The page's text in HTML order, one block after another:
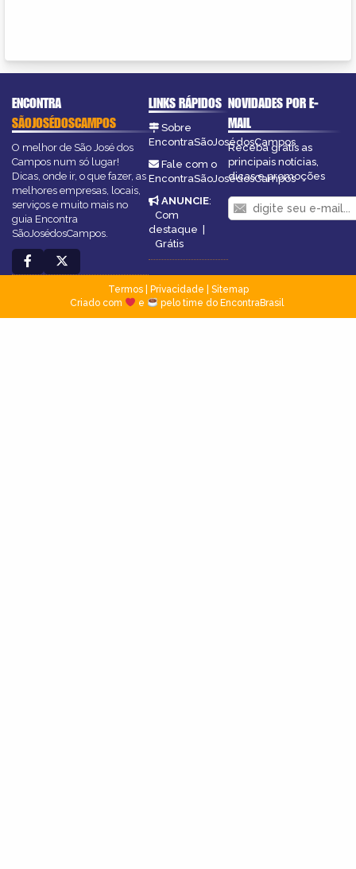
ENCONTRA
SÃOJOSÉDOSCAMPOS
O melhor de São José dos
Campos num só lugar!
Dicas, onde ir, o que fazer, as
melhores empresas, locais,
serviços e muito mais no
guia Encontra
SãoJosédosCampos.
LINKS RÁPIDOS
Sobre
EncontraSãoJosédosCampos
Fale com o
EncontraSãoJosédosCampos
ANUNCIE:
Com
destaque
Grátis
NOVIDADES POR E-
MAIL
Receba grátis as
principais notícias,
dicas e promoções
Termos| Privacidade
Sitemap
Criado com
e pelo time do EncontraBrasil